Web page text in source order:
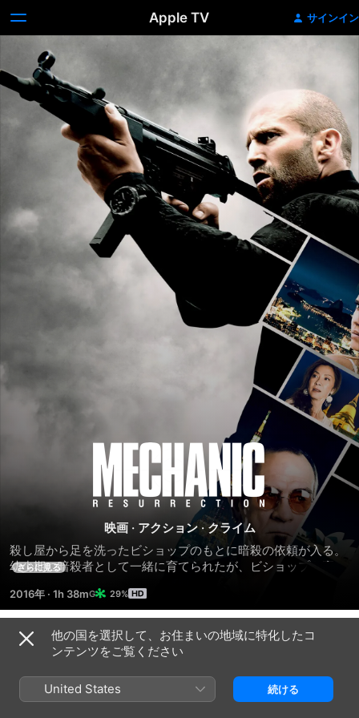
Apple TV サインイン
メ
カ
ニ
ッ
ク：
ワ
ー
映画 · アクション ·クライム
殺し屋から足を洗ったビショップのもとに暗殺の依頼が入る。
幼少期に暗殺者として一緒に育てられたが、ビショップを裏切
の罪もない女を人質にとられ、やむなく復帰する。ターゲット
は武器商人として世界を裏で操る巨大フィクサー。やがてビシ
ョップは成功/失敗にかかわらず死が待つことを知る。しか
も、クレインはこの世でただ一人、ビショップの弱点を知る男
だ。果たして、超難関ミッションの行方は!?そして、クレイン
の真の目的とは!?
さらに見る
2016年 · 1h 38m 29%
予告編
他の国を選択して、お住まいの地域に特化したコ
ンテンツをご覧ください
United States 続ける